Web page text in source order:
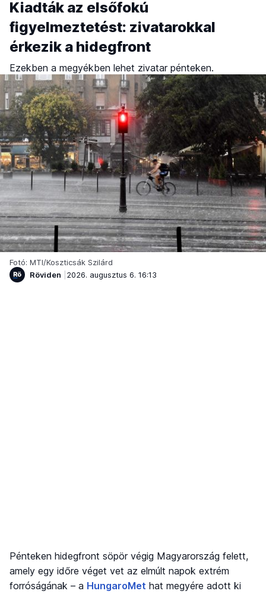
Kiadták az elsőfokú
figyelmeztetést: zivatarokkal
érkezik a hidegfront
Ezekben a megyékben lehet zivatar pénteken.
Fotó: MTI/Koszticsák Szilárd
Röviden
2026. augusztus 6. 16:13
Pénteken hidegfront söpör végig Magyarország felett,
amely egy időre véget vet az elmúlt napok extrém
forróságának – a HungaroMet hat megyére adott ki